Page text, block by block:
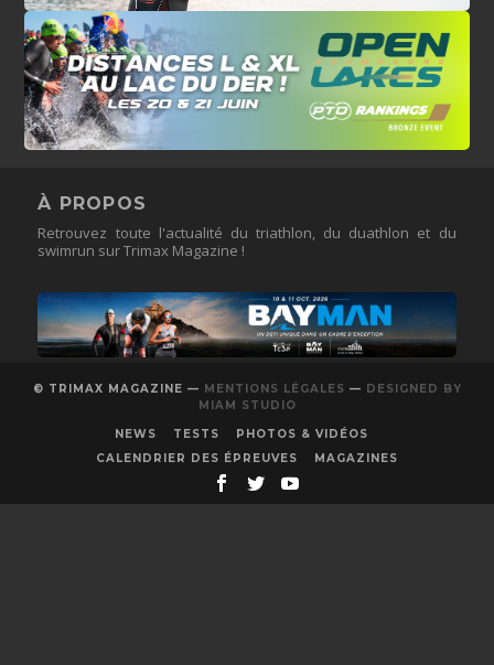
À PROPOS
Retrouvez toute l'actualité du triathlon, du duathlon et du
swimrun sur Trimax Magazine !
© TRIMAX MAGAZINE — MENTIONS LÉGALES — DESIGNED BY
MIAM STUDIO
NEWS
TESTS
PHOTOS & VIDÉOS
CALENDRIER DES ÉPREUVES
MAGAZINES